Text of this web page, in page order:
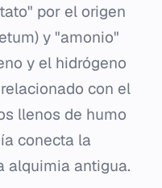
por el origen
) y "amonio"
y el hidrógeno
con el
llenos de humo
conecta la
alquimia antigua.